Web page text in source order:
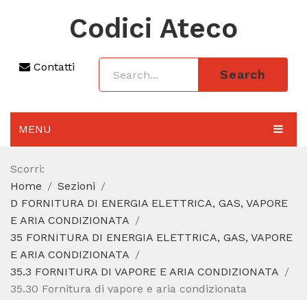
Codici Ateco
Contatti
Search
MENU
AGGIORNAMENTO 2025
SEZIONI
CODICE ATECO A COSA SERVE
CODICE FISCALE
Scorri:
Home
Sezioni
D FORNITURA DI ENERGIA ELETTRICA, GAS, VAPORE
E ARIA CONDIZIONATA
35 FORNITURA DI ENERGIA ELETTRICA, GAS, VAPORE
E ARIA CONDIZIONATA
35.3 FORNITURA DI VAPORE E ARIA CONDIZIONATA
35.30 Fornitura di vapore e aria condizionata